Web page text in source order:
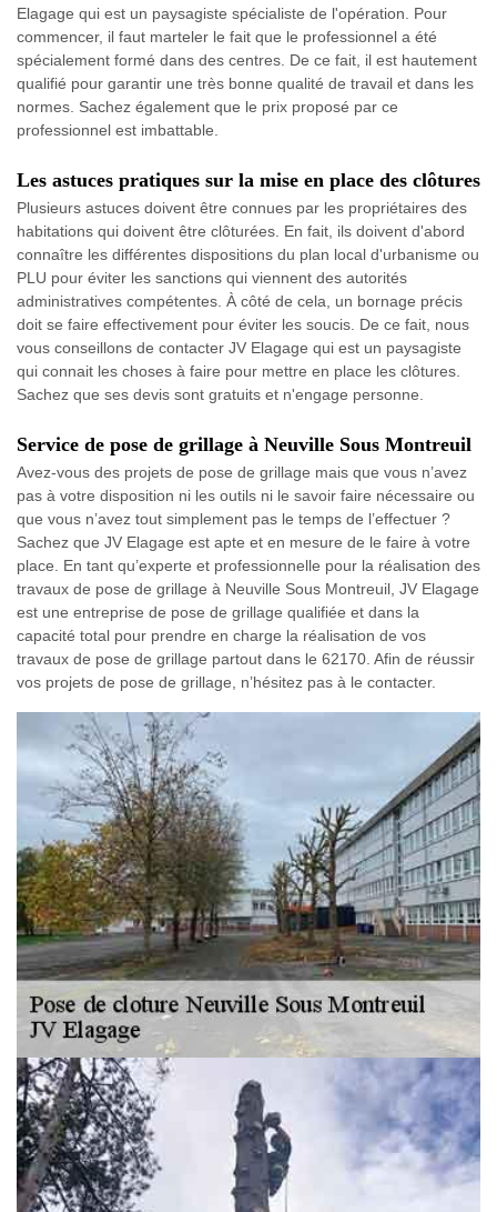
Elagage qui est un paysagiste spécialiste de l'opération. Pour
commencer, il faut marteler le fait que le professionnel a été
spécialement formé dans des centres. De ce fait, il est hautement
qualifié pour garantir une très bonne qualité de travail et dans les
normes. Sachez également que le prix proposé par ce
professionnel est imbattable.
Les astuces pratiques sur la mise en place des clôtures
Plusieurs astuces doivent être connues par les propriétaires des
habitations qui doivent être clôturées. En fait, ils doivent d'abord
connaître les différentes dispositions du plan local d'urbanisme ou
PLU pour éviter les sanctions qui viennent des autorités
administratives compétentes. À côté de cela, un bornage précis
doit se faire effectivement pour éviter les soucis. De ce fait, nous
vous conseillons de contacter JV Elagage qui est un paysagiste
qui connait les choses à faire pour mettre en place les clôtures.
Sachez que ses devis sont gratuits et n'engage personne.
Service de pose de grillage à Neuville Sous Montreuil
Avez-vous des projets de pose de grillage mais que vous n’avez
pas à votre disposition ni les outils ni le savoir faire nécessaire ou
que vous n’avez tout simplement pas le temps de l’effectuer ?
Sachez que JV Elagage est apte et en mesure de le faire à votre
place. En tant qu’experte et professionnelle pour la réalisation des
travaux de pose de grillage à Neuville Sous Montreuil, JV Elagage
est une entreprise de pose de grillage qualifiée et dans la
capacité total pour prendre en charge la réalisation de vos
travaux de pose de grillage partout dans le 62170. Afin de réussir
vos projets de pose de grillage, n’hésitez pas à le contacter.